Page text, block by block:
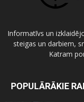
Informatīvs un
steigas un darbiem,
Katram
POPULĀRĀKIE